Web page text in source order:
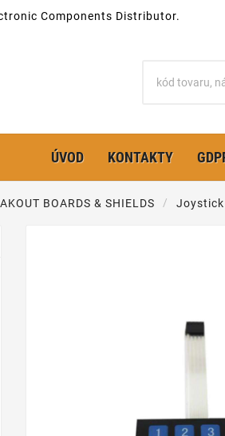
Components Distributor.
ÚVOD KONTAKTY
BOARDS & SHIELDS Joystick